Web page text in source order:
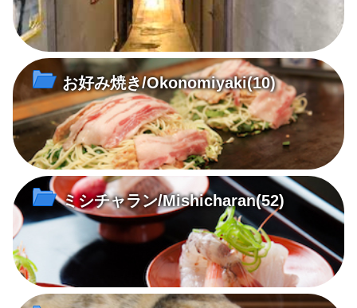
お好み焼き/Okonomiyaki(10)
ミシチャラン/Mishicharan(52)